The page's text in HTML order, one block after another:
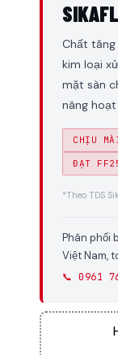
Chất
kim loại
mặt sàn
nâng
CHỊU
ĐẠT
*Theo TDS
Phân phối
Việt Nam,
📞 0961